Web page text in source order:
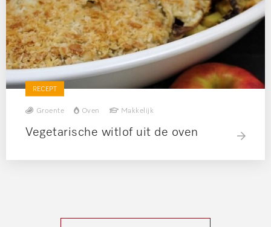
RECEPT
Groente Oven Makkelijk
Vegetarische witlof uit de oven